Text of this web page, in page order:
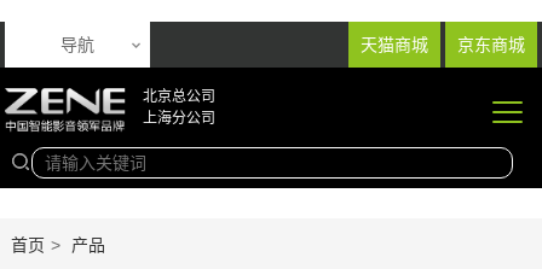
天猫商城 京东商城
导航
北京总公司
上海分公司
首页 > 产品